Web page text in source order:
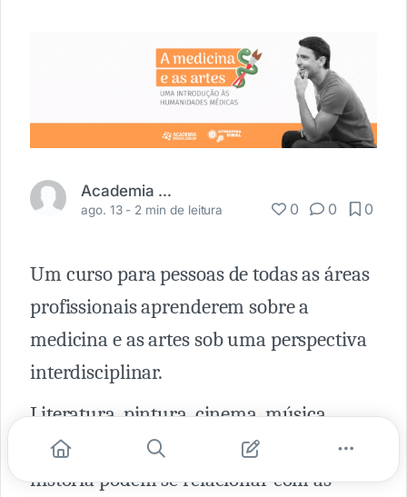
Academia Médica
ago. 13 - 2 min de leitura 0 0 0
Um curso para pessoas de todas as áreas
profissionais aprenderem sobre a
medicina e as artes sob uma perspectiva
interdisciplinar.
Literatura, pintura, cinema, música,
dança, animes... como as artes e a
história podem se relacionar com as